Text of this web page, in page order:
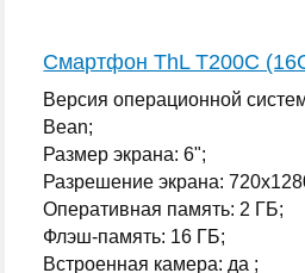
Смартфон ThL T200C
Версия операционной
Bean;
Размер экрана: 6";
Разрешение экрана:
Оперативная память: 2 ГБ;
Флэш-память: 16 ГБ;
Встроенная камера: да ;